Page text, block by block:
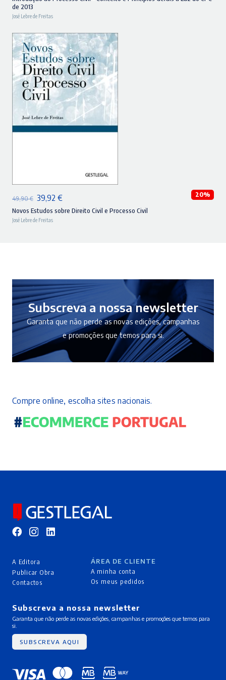
original
26,90 €.24,21 €.
de 2013
José Lebre de Freitas
49,90€ O
preço
original
39,92 €O
preço
20%
Novos Estudos sobre Direito Civil e Processo Civil
José Lebre de Freitas
Subscreva a nossa newsletter
Garanta que não perde as novas edições, campanhas
e promoções que temos para si.
Compre online, escolha sites nacionais.
A Editora
Publicar Obra
Contactos
ÁREA DE CLIENTE
A minha conta
Os meus pedidos
Subscreva a nossa newsletter
Garanta que não perde as novas edições, campanhas e promoções que temos para
si.
SUBSCREVA AQUI